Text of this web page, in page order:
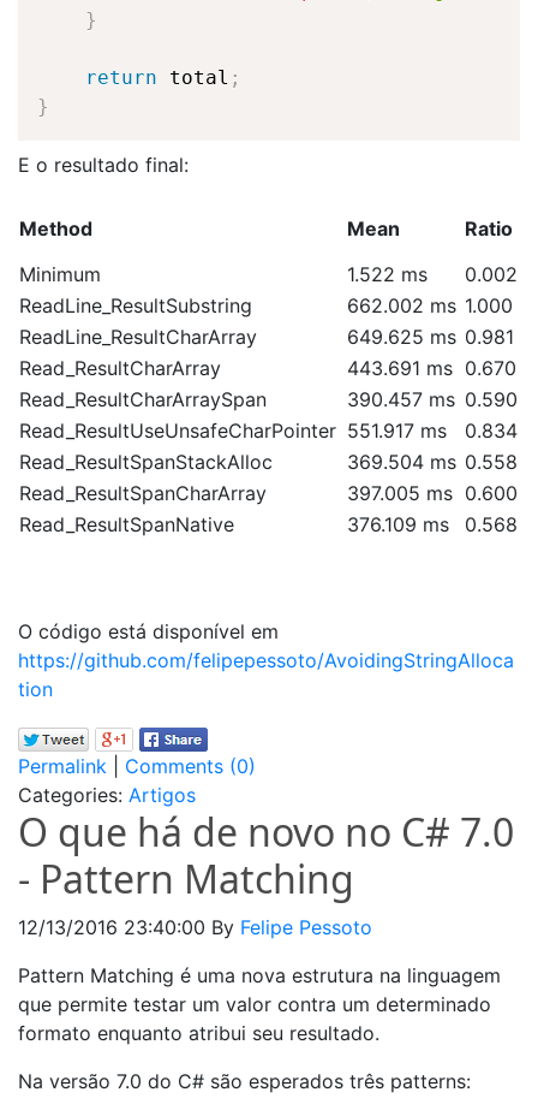
}
return total ;
}
E o resultado final:
Method Mean
Ratio
Minimum
1.522 ms
0.002
ReadLine_ResultSubstring
662.002 ms 1.000
ReadLine_ResultCharArray
649.625 ms 0.981
Read_ResultCharArray
443.691 ms 0.670
Read_ResultCharArraySpan
390.457 ms 0.590
Read_ResultUseUnsafeCharPointer 551.917 ms
0.834
Read_ResultSpanStackAlloc
369.504 ms 0.558
Read_ResultSpanCharArray
397.005 ms 0.600
Read_ResultSpanNative
376.109 ms 0.568
O código está disponível em
https://github.com/felipepessoto/AvoidingStringAlloca
tion
Permalink
Comments (0)
Categories: Artigos
O que há de novo no C# 7.0
- Pattern Matching
12/13/2016 23:40:00 By Felipe Pessoto
Pattern Matching é uma nova estrutura na linguagem
que permite testar um valor contra um determinado
formato enquanto atribui seu resultado.
Na versão 7.0 do C# são esperados três patterns: